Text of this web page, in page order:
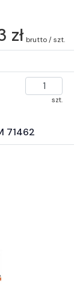
zł brutto / szt.
szt.
71462